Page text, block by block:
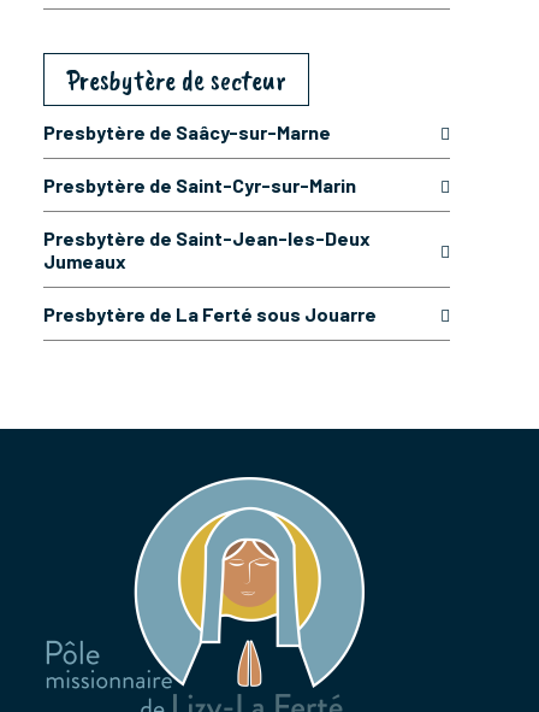
Presbytère de secteur
Presbytère de Saâcy-sur-Marne
Presbytère de Saint-Cyr-sur-Marin
Presbytère de Saint-Jean-les-Deux
Jumeaux
Presbytère de La Ferté sous Jouarre